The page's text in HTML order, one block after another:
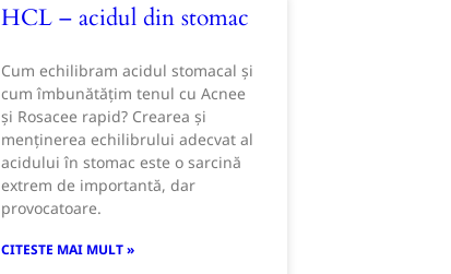
HCL – acidul din stomac
Cum echilibram acidul stomacal și
cum îmbunătățim tenul cu Acnee
și Rosacee rapid? Crearea și
menținerea echilibrului adecvat al
acidului în stomac este o sarcină
extrem de importantă, dar
provocatoare.
CITESTE MAI MULT »